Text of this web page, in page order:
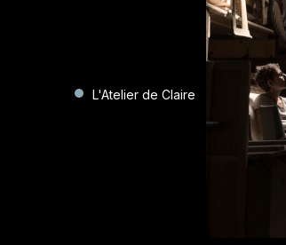
L'Atelier de Claire